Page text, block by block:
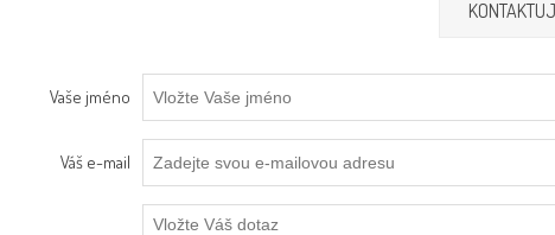
Vaše jméno
Váš e-mail